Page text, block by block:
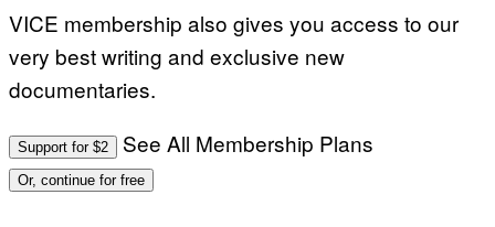
VICE membership also gives you access to our
very best writing and exclusive new
documentaries.
Support for $2 See All Membership Plans
Or, continue for free